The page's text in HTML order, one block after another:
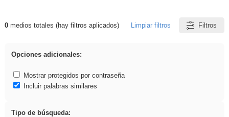
Resultados de: sumar
0medios totales (hay filtros aplicados) Limpiar filtros Filtros
Opciones adicionales:
Mostrar protegidos por contraseña
Incluir palabras similares
Tipo de búsqueda: